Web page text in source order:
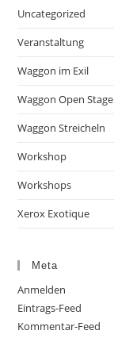
Uncategorized
Veranstaltung
Waggon im Exil
Waggon Open Stage
Waggon Streicheln
Workshop
Workshops
Xerox Exotique
Meta
Anmelden
Eintrags-Feed
Kommentar-Feed